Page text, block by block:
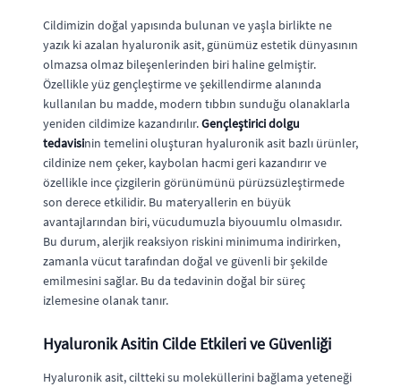
Cildimizin doğal yapısında bulunan ve yaşla birlikte ne
yazık ki azalan hyaluronik asit, günümüz estetik dünyasının
olmazsa olmaz bileşenlerinden biri haline gelmiştir.
Özellikle yüz gençleştirme ve şekillendirme alanında
kullanılan bu madde, modern tıbbın sunduğu olanaklarla
yeniden cildimize kazandırılır.Gençleştirici dolgu
tedavisinin temelini oluşturan hyaluronik asit bazlı ürünler,
cildinize nem çeker, kaybolan hacmi geri kazandırır ve
özellikle ince çizgilerin görünümünü pürüzsüzleştirmede
son derece etkilidir. Bu materyallerin en büyük
avantajlarından biri, vücudumuzla biyouumlu olmasıdır.
Bu durum, alerjik reaksiyon riskini minimuma indirirken,
zamanla vücut tarafından doğal ve güvenli bir şekilde
emilmesini sağlar. Bu da tedavinin doğal bir süreç
izlemesine olanak tanır.
Hyaluronik Asitin Cilde Etkileri ve Güvenliği
Hyaluronik asit, ciltteki su moleküllerini bağlama yeteneği